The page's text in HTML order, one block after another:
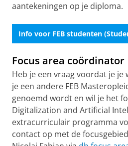
aantekeningen op je diploma.
Info voor FEB studenten
Focus area coördinator
Heb je een vraag voordat je
je een andere FEB
genoemd wordt en wil je het
Digitalization and Artificial
extracurriculair programma
contact op met de